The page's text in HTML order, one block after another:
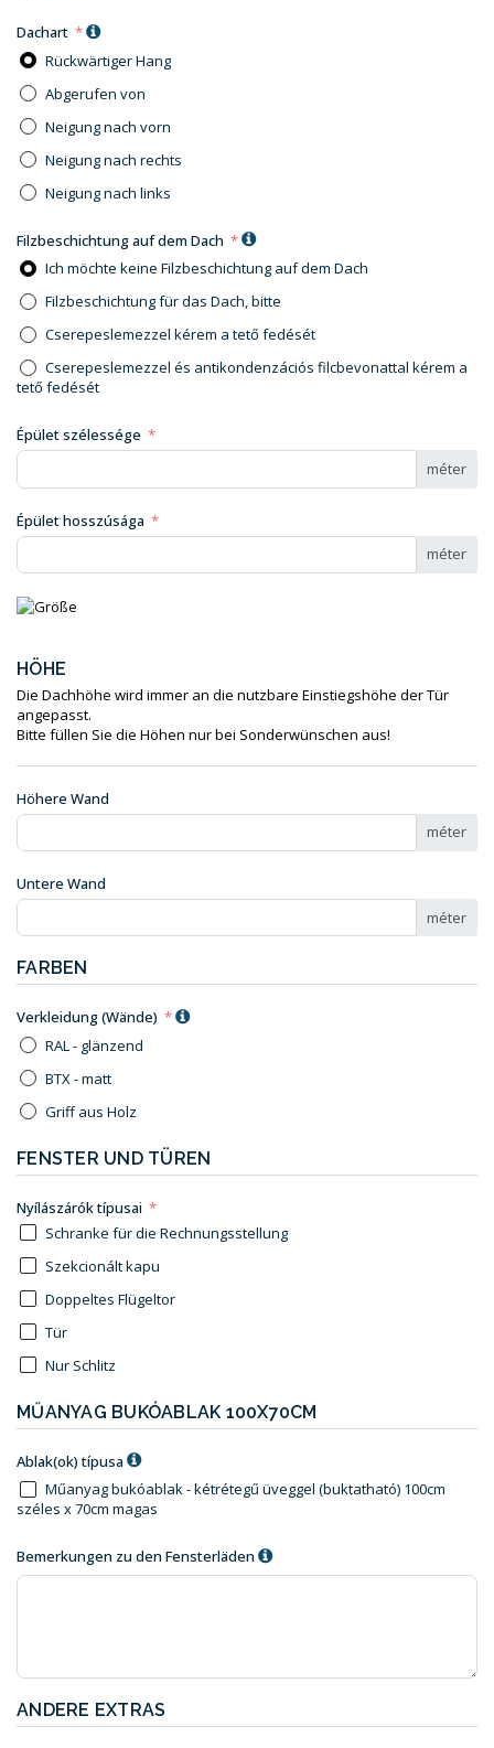
Dachart
Rückwärtiger Hang
Abgerufen von
Neigung nach vorn
Neigung nach rechts
Neigung nach links
Filzbeschichtung auf dem Dach
Ich möchte keine Filzbeschichtung auf dem Dach
Filzbeschichtung für das Dach, bitte
Cserepeslemezzel kérem a tető fedését
Cserepeslemezzel és antikondenzációs filcbevonattal kérem a
tető fedését
Épület szélessége
méter
Épület hosszúsága
méter
HÖHE
Die Dachhöhe wird immer an die nutzbare Einstiegshöhe der Tür
angepasst.
Bitte füllen Sie die Höhen nur bei Sonderwünschen aus!
Höhere Wand
méter
Untere Wand
méter
FARBEN
Verkleidung (Wände)
RAL - glänzend
BTX - matt
Griff aus Holz
FENSTER UND TÜREN
Nyílászárók típusai
Schranke für die Rechnungsstellung
Szekcionált kapu
Doppeltes Flügeltor
Tür
Nur Schlitz
MŰANYAG BUKÓABLAK 100X70CM
Ablak(ok) típusa
Műanyag bukóablak - kétrétegű üveggel (buktatható) 100cm
széles x 70cm magas
Bemerkungen zu den Fensterläden
ANDERE EXTRAS